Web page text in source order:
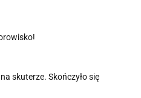
skuterze. Skończyło się